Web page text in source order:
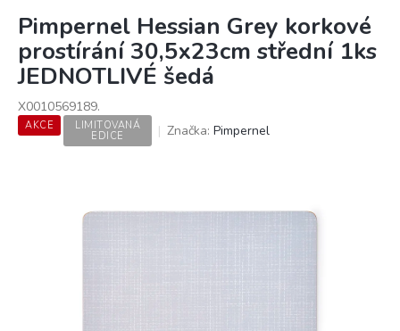
Pimpernel Hessian Grey korkové
prostírání 30,5x23cm střední 1ks
JEDNOTLIVÉ šedá
X0010569189.
AKCE
LIMITOVANÁ
EDICE
Značka: Pimpernel